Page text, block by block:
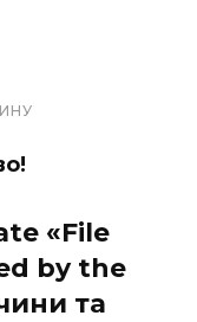
«File
by the
та